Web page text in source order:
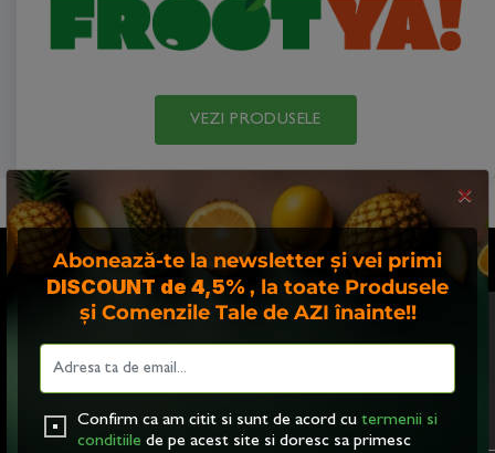
VEZI PRODUSELE
ABONEAZA-TE LA NEWSLETTER-UL NOSTRU
TRIMITE
Acest site foloseste
×
Abonează-te la newsletter și vei primi
DISCOUNT de 4,5%, la toate Produsele
și Comenzile Tale de AZI înainte!!
Confirm ca am citit si sunt de acord cu termenii si
conditiile de pe acest site si doresc sa primesc